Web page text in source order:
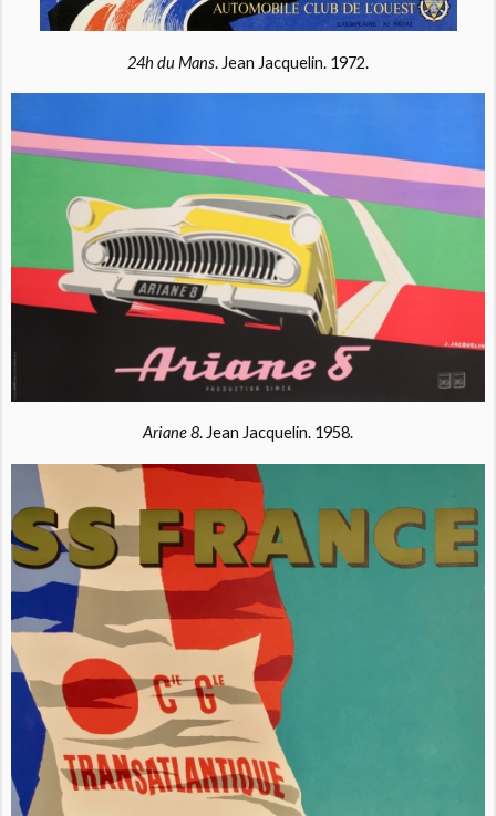
24h du Mans. Jean Jacquelin. 1972.
Ariane 8. Jean Jacquelin. 1958.